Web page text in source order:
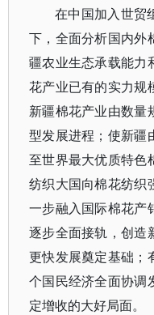
在中国加入世贸
下，全面分析国内外
疆农业生态承载能力
花产业已有的实力规
新疆棉花产业由数量
型发展进程；使新疆
至世界最大优质特色
纺织大国向棉花纺织
一步融入国际棉花产
逐步全面接轨，创造
更快发展奠定基础；
个国民经济全面协调
定增收的大好局面。